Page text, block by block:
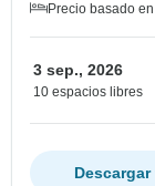
Precio basado
3 sep., 2026
10 espacios libres